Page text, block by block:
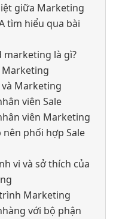
giữa Marketing
tìm hiểu qua bài
marketing là gì?
Marketing
và Marketing
viên Sale
viên Marketing
nên phối hợp Sale
vi và sở thích của
Marketing
với bộ phận